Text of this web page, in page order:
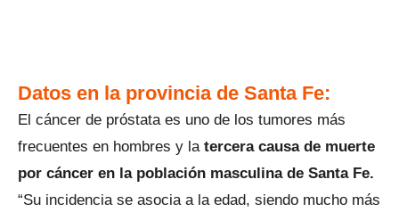
Datos en la provincia de Santa Fe:
El cáncer de próstata es uno de los tumores más
frecuentes en hombres y la tercera causa de muerte
por cáncer en la población masculina de Santa Fe.
“Su incidencia se asocia a la edad, siendo mucho más